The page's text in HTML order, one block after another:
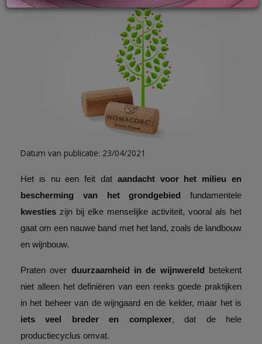
Datum van publicatie: 23/04/2021
Het is nu een feit dat aandacht voor het milieu en
bescherming van het grondgebied
kwesties zijn bij elke menselijke activiteit, vooral als het
gaat om een ​​nauwe band met het land, zoals de landbouw
en wijnbouw.
Praten over duurzaamheid in de wijnwereld
betekent
niet alleen het definiëren van een reeks goede praktijken
iets veel breder en complexer, dat de hele
productiecyclus omvat.